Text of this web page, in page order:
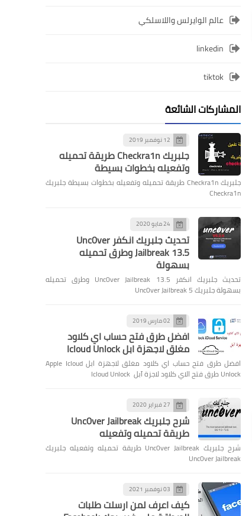
عالم الوايرلس واللاسلكي
linkedin
tiktok
المشاركات الشائعة
12 نوفمبر 2019
جلبريك Checkra1n طريقة تحميله
وتفعيله بخطوات بسيطة
جلبريك Checkra1n طريقة تحميله وتفعيله بخطوات بسيطة جلبريك
Checkra1n
24 مايو 2020
تحديث جلبريك انكفر Unc0ver
Jailbreak 13.5 وطرق تحميله
بسهولة
تحديث جلبريك انكفر Unc0ver Jailbreak 13.5 وطرق تحميله
بسهولة جلبريك Unc0ver Jailbreak 5
02 مارس 2019
افضل طرق فتح حساب اي كلاود
مغلق لاجهزة ابل Icloud Unlock
افضل طرق فتح حساب اي كلاود مغلق لاجهزة ابل Apple Icloud
Unlock طرق فتح الاي كلاود لاجزة آبل Icloud Unlock
27 فبراير 2020
شرح جلبريك Unc0ver Jailbreak
طريقة تحميله وتفعيله
شرح جلبريك Unc0ver Jailbreak طريقة تحميله وتفعيله جلبريك
Unc0ver Jailbreak
03 نوفمبر 2021
كيف اعرف لمن ارسلت طلبات